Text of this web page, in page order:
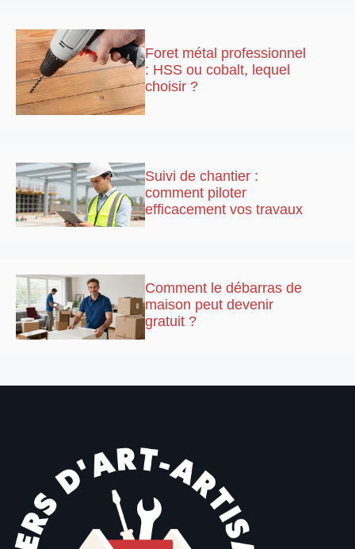
Foret métal professionnel
: HSS ou cobalt, lequel
choisir ?
Suivi de chantier :
comment piloter
efficacement vos travaux
Comment le débarras de
maison peut devenir
gratuit ?